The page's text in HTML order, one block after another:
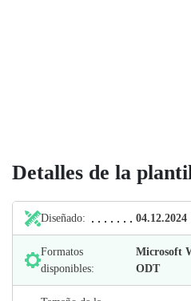
Detalles de la
Diseñado: 04.12.2024
Formatos
disponibles:
Microsoft
ODT